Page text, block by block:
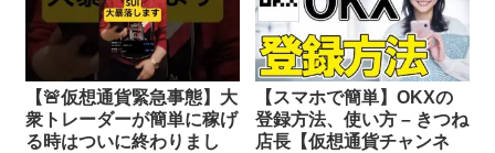
【🚨仮想通貨緊急事態】大
衆トレーダーが簡単に稼げ
る時はついに終わりまし
【スマホで簡単】OKXの
登録方法、使い方 – きつね
店長【仮想通貨チャンネ